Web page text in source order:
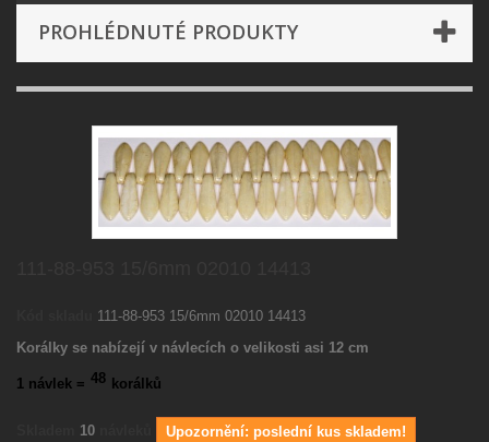
PROHLÉDNUTÉ PRODUKTY
111-88-953 15/6mm 02010 14413
Korálky se nabízejí v návlecích o velikosti asi 12 cm
1 návlek = 48 korálků
10 Upozornění: poslední kus skladem!